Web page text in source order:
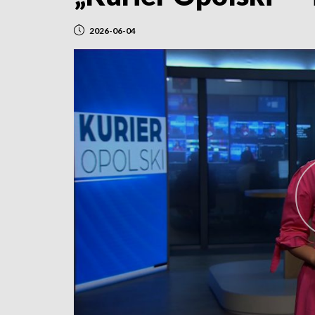
2026-06-04